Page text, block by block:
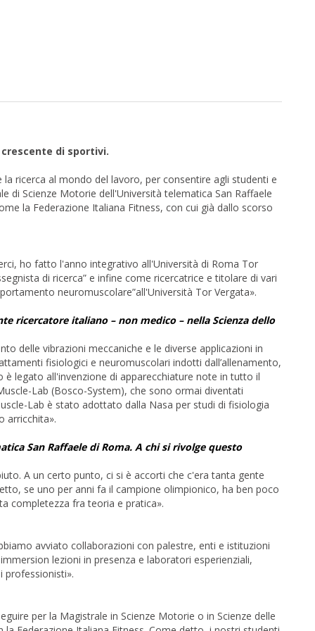
di sportivi.
ricerca al mondo del lavoro, per consentire agli studenti e
di Scienze Motorie dell'Università telematica San Raffaele
la Federazione Italiana Fitness, con cui già dallo scorso
ho fatto l'anno integrativo all'Università di Roma Tor
di ricerca” e infine come ricercatrice e titolare di vari
neuromuscolare”all'Università Tor Vergata».
ricercatore italiano – non medico – nella Scienza dello
delle vibrazioni meccaniche e le diverse applicazioni in
fisiologici e neuromuscolari indotti dall’allenamento,
legato all'invenzione di apparecchiature note in tutto il
Lab (Bosco-System), che sono ormai diventati
Lab è stato adottato dalla Nasa per studi di fisiologia
arricchita».
San Raffaele di Roma. A chi si rivolge questo
A un certo punto, ci si è accorti che c'era tanta gente
se uno per anni fa il campione olimpionico, ha ben poco
completezza fra teoria e pratica».
avviato collaborazioni con palestre, enti e istituzioni
lezioni in presenza e laboratori esperienziali,
professionisti».
per la Magistrale in Scienze Motorie o in Scienze delle